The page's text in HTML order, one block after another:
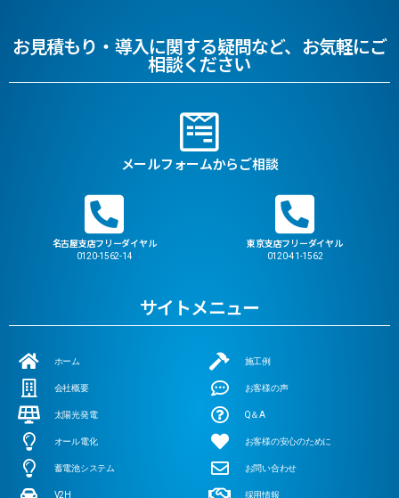
お見積もり・導入に関する疑問など、お気軽にご
相談ください
メールフォームからご相談
名古屋支店フリーダイヤル
0120-1562-14
東京支店フリーダイヤル
0120-41-1562
サイトメニュー
ホーム
会社概要
太陽光発電
オール電化
蓄電池システム
V2H
施工例
お客様の声
Q＆A
お客様の安心のために
お問い合わせ
採用情報